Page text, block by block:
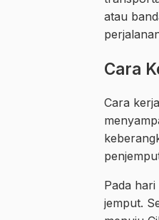
atau
Cara
Cara
Pada
jemput.